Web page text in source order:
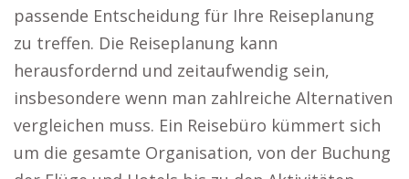
passende Entscheidung für Ihre Reiseplanung
zu treffen. Die Reiseplanung kann
herausfordernd und zeitaufwendig sein,
insbesondere wenn man zahlreiche Alternativen
vergleichen muss. Ein Reisebüro kümmert sich
um die gesamte Organisation, von der Buchung